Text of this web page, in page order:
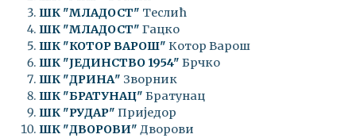
ШК "МЛАДОСТ" Теслић
ШК "МЛАДОСТ" Гацко
ШК "КОТОР ВАРОШ" Котор Варош
ШК "ЈЕДИНСТВО 1954" Брчко
ШК "ДРИНА" Зворник
ШК "БРАТУНАЦ" Братунац
ШК "РУДАР" Приједор
ШК "ДВОРОВИ" Дворови